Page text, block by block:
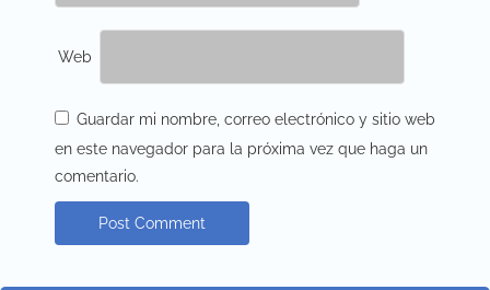
Web
Guardar mi nombre, correo electrónico y sitio web
en este navegador para la próxima vez que haga un
comentario.